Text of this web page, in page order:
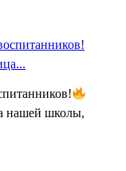
нашей школы,